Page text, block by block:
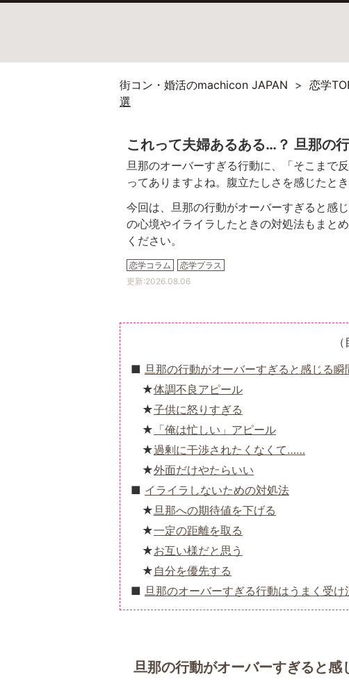
街コン・婚活のmachicon JAPAN 恋学
選
これって夫婦あるある…？ 旦那の
旦那のオーバーすぎる行動に、「そこまで
ってありますよね。腹立たしさを感じたと
今回は、旦那の行動がオーバーすぎると感
の心境やイライラしたときの対処法もまと
ください。
恋学コラム 恋学プラス
更新:2026.08.06
旦那の行動がオーバーすぎると感じる瞬
体調不良アピール
子供に怒りすぎる
「俺は忙しい」アピール
過剰に干渉されたくなくて……
外面だけやたらいい
イライラしないための対処法
旦那への期待値を下げる
一定の距離を取る
お互い様だと思う
自分を優先する
旦那のオーバーすぎる行動はうまく受け
旦那の行動がオーバーすぎると感